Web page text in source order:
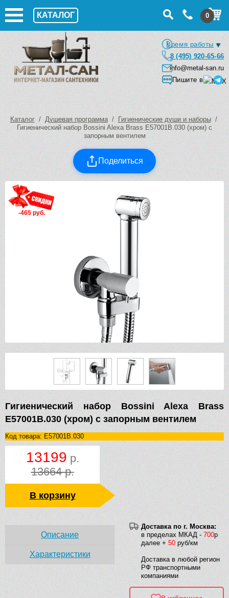
КАТАЛОГ 0
Время работы
8 (495) 920-65-66
info@metal-san.ru
Пишите в
Каталог/ Душевая программа/ Гигиенические души и наборы/
Гигиенический набор Bossini Alexa Brass E57001B.030 (хром) с
запорным вентилем
Поделиться
-465 руб.
Гигиенический набор Bossini Alexa Brass
E57001B.030 (хром) с запорным вентилем
Код товара: E57001B.030
13199 р.
13664 р.
В корзину
Доставка по г. Москва:
в пределах МКАД - 700р
далее + 50 руб/км
Доставка в любой регион
РФ транспортными
компаниями
Описание
Характеристики